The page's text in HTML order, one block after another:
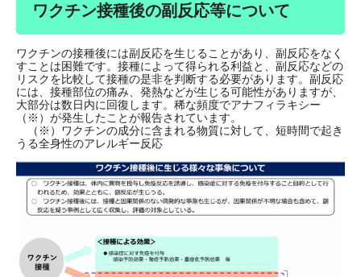
ワクチン接種後の副反応等について
ワクチンの接種後には副反応を生じることがあり、副反応をなく
すことは困難です。接種によって得られる利益と、副反応などの
リスクを比較して接種の是非を判断する必要があります。副反応
には、接種部位の痛み、発熱などが生じる可能性がありますが、
大部分は数日内に回復します。稀な頻度でアナフィラキシー
（※）が発生したことが報告されています。
（※）ワクチンの成分に含まれる物質に対して、短時間で起き
うる全身性のアレルギー反応